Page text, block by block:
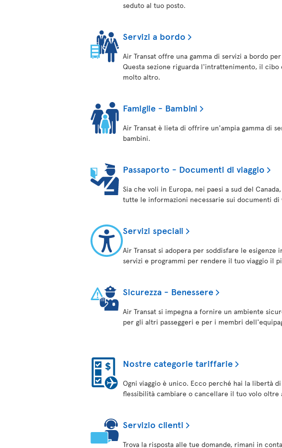
seduto al tuo posto.
Servizi a bordo
Air Transat offre una gamma di servizi a bordo
Questa sezione riguarda l'intrattenimento, il
molto altro.
Famiglie - Bambini
Air Transat è lieta di offrire un'ampia gamma di
bambini.
Passaporto - Documenti di viaggio
Sia che voli in Europa, nei paesi a sud del
tutte le informazioni necessarie sui documenti di
Servizi speciali
Air Transat si adopera per soddisfare le
servizi e programmi per rendere il tuo viaggio il
Sicurezza - Benessere
Air Transat si impegna a fornire un ambiente
per gli altri passeggeri e per i membri
Nostre categorie tariffarie
Ogni viaggio è unico. Ecco perché hai la libertà
flessibilità cambiare o cancellare il tuo volo oltre
Servizio clienti
Trova la risposta alle tue domande, rimani in